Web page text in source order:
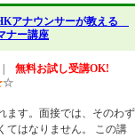
アナウンサーが教える
ナー講座
無料お試し受講OK!
☆
ます。面接では、そのわず
てはなりません。 この講